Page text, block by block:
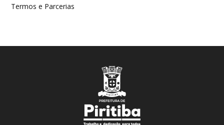
Termos e Parcerias